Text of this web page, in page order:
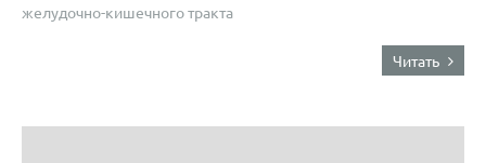
желудочно-кишечного тракта
Читать